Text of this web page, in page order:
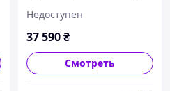
Недоступен
37 590₴
Смотреть